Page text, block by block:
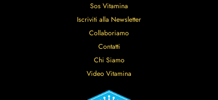
Sos Vitamina
Iscriviti alla Newsletter
Collaboriamo
Contatti
Chi Siamo
Video Vitamina